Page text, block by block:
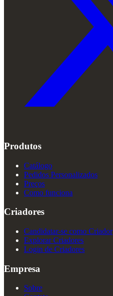
Produtos
Catálogo
Pedidos Personalizados
Preços
Como funciona
Criadores
Candidatar-se como Criador
Explorar Criadores
Login de Criadores
Empresa
Sobre